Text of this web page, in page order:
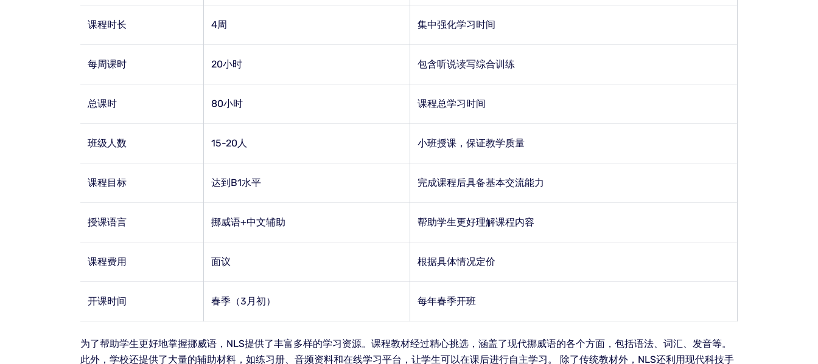
课程时长 4周 集中强化学习时间
每周课时 20小时 包含听说读写综合训练
总课时 80小时 课程总学习时间
班级人数 15-20人 小班授课，保证教学质量
课程目标 达到B1水平 完成课程后具备基本交流能力
授课语言 挪威语+中文辅助 帮助学生更好理解课程内容
课程费用 面议 根据具体情况定价
开课时间 春季（3月初） 每年春季开班
为了帮助学生更好地掌握挪威语，NLS提供了丰富多样的学习资源。课程教材经过精心挑选，涵盖了现代挪威语的各个方面，包括语法、词汇、发音等。
此外，学校还提供了大量的辅助材料，如练习册、音频资料和在线学习平台，让学生可以在课后进行自主学习。 除了传统教材外，NLS还利用现代科技手